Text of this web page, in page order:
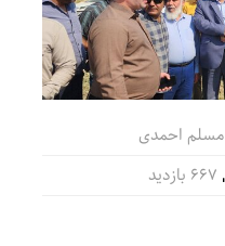
مسلم احمدی